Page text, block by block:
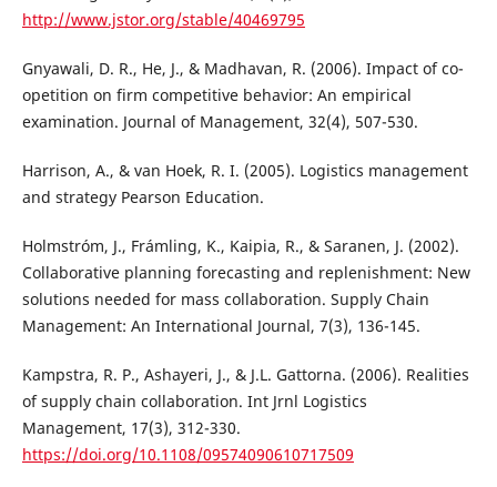
http://www.jstor.org/stable/40469795
Gnyawali, D. R., He, J., & Madhavan, R. (2006). Impact of co-
opetition on firm competitive behavior: An empirical
examination. Journal of Management, 32(4), 507-530.
Harrison, A., & van Hoek, R. I. (2005). Logistics management
and strategy Pearson Education.
Holmstróm, J., Frámling, K., Kaipia, R., & Saranen, J. (2002).
Collaborative planning forecasting and replenishment: New
solutions needed for mass collaboration. Supply Chain
Management: An International Journal, 7(3), 136-145.
Kampstra, R. P., Ashayeri, J., & J.L. Gattorna. (2006). Realities
of supply chain collaboration. Int Jrnl Logistics
Management, 17(3), 312-330.
https://doi.org/10.1108/09574090610717509